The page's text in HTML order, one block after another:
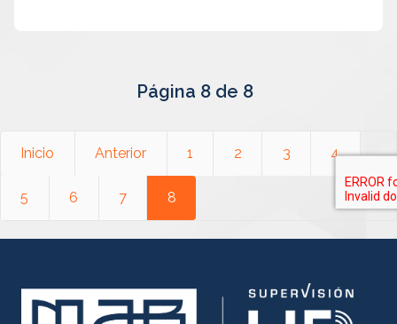
Página 8 de 8
Inicio Anterior 1 2 3 4
5 6 7 8